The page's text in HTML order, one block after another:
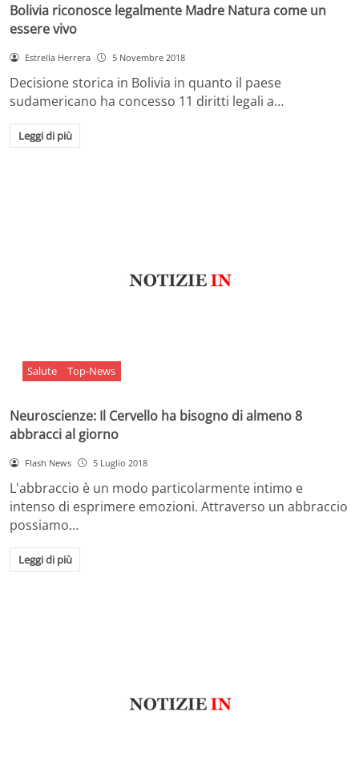
Bolivia riconosce legalmente Madre Natura come un
essere vivo
Estrella Herrera 5 Novembre 2018
Decisione storica in Bolivia in quanto il paese
sudamericano ha concesso 11 diritti legali a…
Leggi di più
Salute Top-News
Neuroscienze: Il Cervello ha bisogno di almeno 8
abbracci al giorno
Flash News 5 Luglio 2018
L'abbraccio è un modo particolarmente intimo e
intenso di esprimere emozioni. Attraverso un abbraccio
possiamo…
Leggi di più